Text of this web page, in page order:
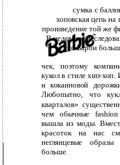
сумка с
хоповская цепь на
произведение той же
В недавнем
что Барби
чек, поэтому
кукол в стиле хип-
и кокаиновой
Любопытно, что
кварталов»
чем обычные fashion
вышла из моды.
красоток на нас
неглянцевые
больше.